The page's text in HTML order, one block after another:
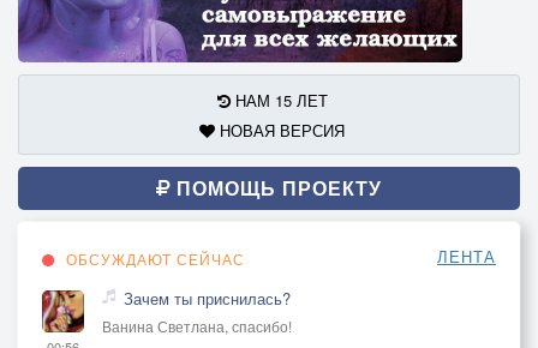
НАМ 15 ЛЕТ
НОВАЯ ВЕРСИЯ
ПОМОЩЬ ПРОЕКТУ
ОБСУЖДАЮТ СЕЙЧАС ЛЕНТА
Зачем ты приснилась?
Ванина Светлана, спасибо!